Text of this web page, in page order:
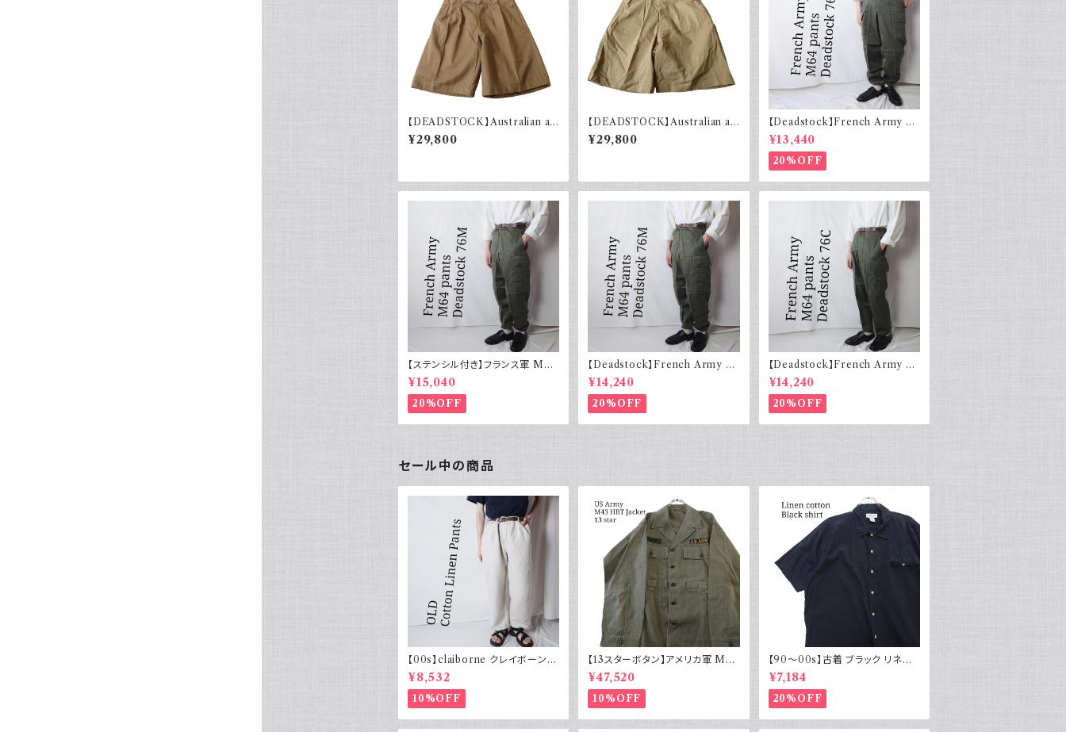
【DEADSTOCK】Australian ar
my オーストラリア軍 グルカショー
ツ 40s デッドストック フラッシャー
¥29,800
【DEADSTOCK】Australian ar
my オーストラリア軍 グルカショー
ツ 40s デッドストック フラッシャー
¥29,800
【Deadstock】French Army フ
ランス軍 M64 カーゴパンツ 実物
76L
¥13,440
20%OFF
【ステンシル付き】フランス軍 M64
カーゴパンツ デッドストック 76M
¥15,040
20%OFF
【Deadstock】French Army フ
ランス軍 M64 カーゴパンツ 実物
76M
¥14,240
20%OFF
【Deadstock】French Army フ
ランス軍 M64 カーゴパンツ 実物
76C
¥14,240
20%OFF
セール中の商品
【00s】claiborne クレイボーン リ
ネンコットンパンツ ツータック
¥8,532
10%OFF
【13スターボタン】アメリカ軍 M43
HBT ジャケット パッチ 軍物 実物
¥47,520
10%OFF
【90～00s】古着 ブラック リネン
コットンシャツ 黒 ボックスシルエッ
ト
¥7,184
20%OFF